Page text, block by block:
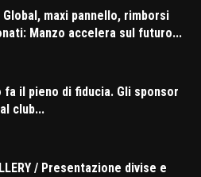
Global, maxi pannello, rimborsi
Manzo accelera sul futuro...
fa il pieno di fiducia. Gli sponsor
club...
/ Presentazione divise e